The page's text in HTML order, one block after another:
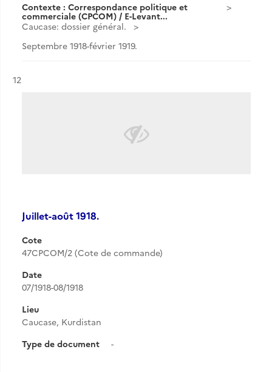
Contexte : Correspondance politique et
commerciale (CPCOM) / E-Levant...
Caucase: dossier général.
Septembre 1918-février 1919.
Résultat n°
12
Juillet-août 1918.
Cote
47CPCOM/2 (Cote de commande)
Date
07/1918-08/1918
Lieu
Caucase, Kurdistan
Type de document
-